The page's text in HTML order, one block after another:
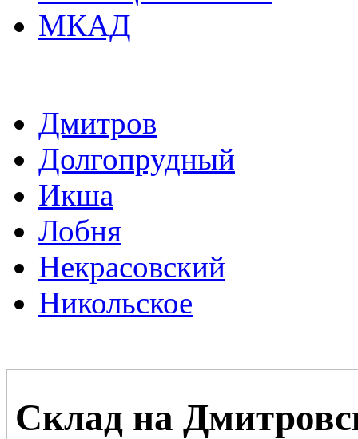
МКАД
Дмитров
Долгопрудный
Икша
Лобня
Некрасовский
Никольское
Склад на